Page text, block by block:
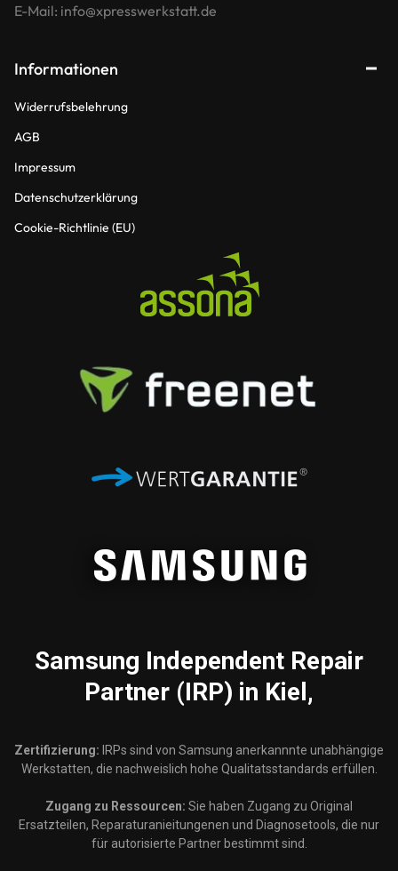
E-Mail: info@xpresswerkstatt.de
Informationen
Widerrufsbelehrung
AGB
Impressum
Datenschutzerklärung
Cookie-Richtlinie (EU)
Samsung Independent Repair
Partner (IRP) in Kiel,
Zertifizierung: IRPs sind von Samsung anerkannnte unabhängige
Werkstatten, die nachweislich hohe Qualitatsstandards erfüllen.
Zugang zu Ressourcen: Sie haben Zugang zu Original
Ersatzteilen, Reparaturanieitungenen und Diagnosetools, die nur
für autorisierte Partner bestimmt sind.